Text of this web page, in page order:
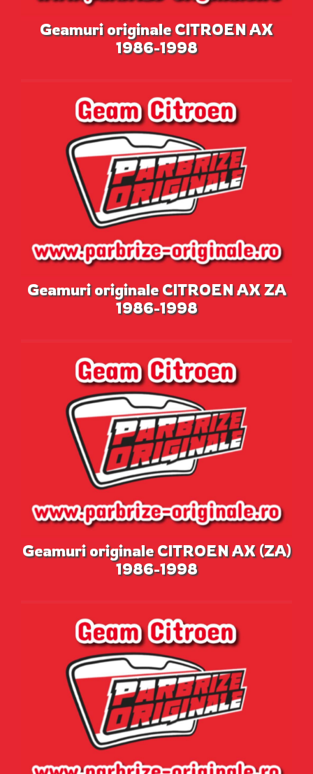
Geamuri originale CITROEN AX
1986-1998
Geamuri originale CITROEN AX ZA
1986-1998
Geamuri originale CITROEN AX (ZA)
1986-1998